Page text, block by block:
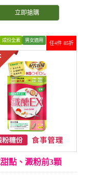
立即搶購
任4件 85折
成份全素 男女適用
甜點、澱粉前3顆